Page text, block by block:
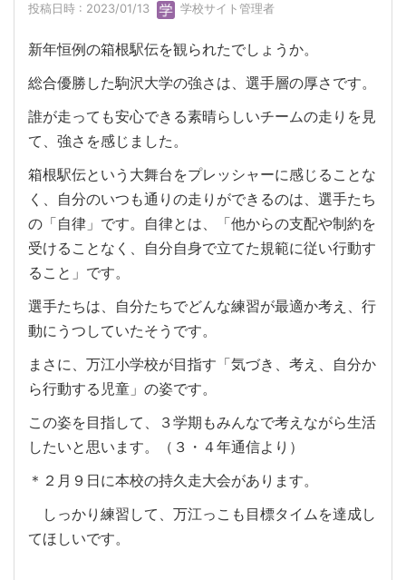
投稿日時 : 2023/01/13 学校サイト管理者
新年恒例の箱根駅伝を観られたでしょうか。
総合優勝した駒沢大学の強さは、選手層の厚さです。
誰が走っても安心できる素晴らしいチームの走りを見
て、強さを感じました。
箱根駅伝という大舞台をプレッシャーに感じることな
く、自分のいつも通りの走りができるのは、選手たち
の「自律」です。自律とは、「他からの支配や制約を
受けることなく、自分自身で立てた規範に従い行動す
ること」です。
選手たちは、自分たちでどんな練習が最適か考え、行
動にうつしていたそうです。
まさに、万江小学校が目指す「気づき、考え、自分か
ら行動する児童」の姿です。
この姿を目指して、３学期もみんなで考えながら生活
したいと思います。（３・４年通信より）
＊２月９日に本校の持久走大会があります。
しっかり練習して、万江っこも目標タイムを達成し
てほしいです。